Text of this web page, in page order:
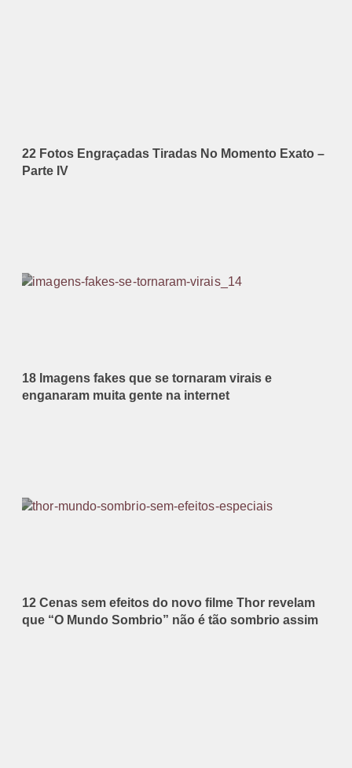
22 Fotos Engraçadas Tiradas No Momento Exato –
Parte IV
18 Imagens fakes que se tornaram virais e
enganaram muita gente na internet
12 Cenas sem efeitos do novo filme Thor revelam
que “O Mundo Sombrio” não é tão sombrio assim